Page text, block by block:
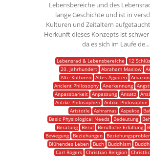
Lebensbereiche und des
lange Geschichte und ist in
Kulturen und Zeitaltern
Herkunft dieses Konzepts ist
da es sich im Laufe de...
Lebensrad & Lebensbereiche
12
20. Jahrhundert Abraham Maslow
Alte Kulturen
Altes Ägypten Amazon
Ancient Philosophy
Anerkennung
Anpassbarkeit
Anpassung Ansatz
Antike Philosophen
Antike Philosophie
Aristotle
Ashramas Aspekte
Basic Physiological Needs
Bedeutung
Beratung
Beruf Berufliche Erfüllung
Bewegung
Beziehungen
Blühendes Leben
Buch Buddhism
Carl Rogers Christian Religion